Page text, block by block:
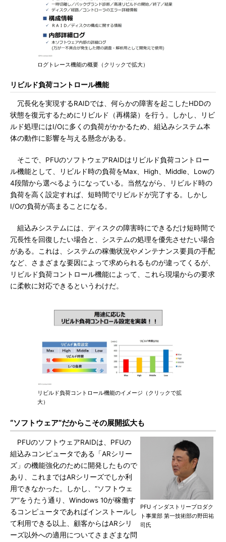
ログトレース機能の概要（クリックで拡大）
リビルド負荷コントロール機能
冗長化を実現するRAIDでは、何らかの障害を起こしたHDDの
状態を復元するためにリビルド（再構築）を行う。しかし、リビ
ルド処理にはI/Oに多くの負荷がかかるため、組込みシステム本
体の動作に影響を与える懸念がある。
そこで、PFUのソフトウェアRAIDはリビルド負荷コントロー
ル機能として、リビルド時の負荷をMax、High、Middle、Lowの
4段階から選べるようになっている。当然ながら、リビルド時の
負荷を高く設定すれば、短時間でリビルドが完了する。しかし
I/Oの負荷が高まることになる。
組込みシステムには、ディスクの障害時にできるだけ短時間で
冗長性を回復したい場合と、システムの処理を優先させたい場合
がある。これは、システムの稼働状況やメンテナンス要員の手配
など、さまざまな要因によって求められるものが違ってくるが、
リビルド負荷コントロール機能によって、これら現場からの要求
に柔軟に対応できるというわけだ。
リビルド負荷コントロール機能のイメージ（クリックで拡
大）
“ソフトウェア”だからこその展開拡大も
PFU インダストリープロダク
ト事業部 第一技術部の野田祐
司氏
PFUのソフトウェアRAIDは、PFUの
組込みコンピュータである「ARシリー
ズ」の機能強化のために開発したもので
あり、これまではARシリーズでしか利
用できなかった。しかし、“ソフトウェ
ア”をうたう通り、Windows 10が稼働す
るコンピュータであればインストールし
て利用できる以上、顧客からはARシリ
ーズ以外への適用についてさまざまな問